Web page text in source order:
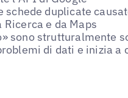
duplicate
e da Maps
sono strutturalmente
di dati e inizia a